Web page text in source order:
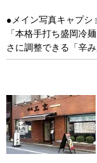
●メイン写真キャプシ
「本格手打ち盛岡冷
さに調整できる「辛